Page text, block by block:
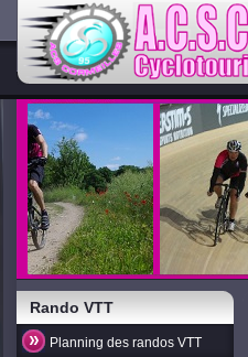
Rando VTT
Planning des randos VTT